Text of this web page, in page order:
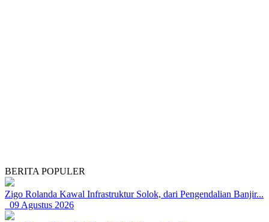
BERITA POPULER
Zigo Rolanda Kawal Infrastruktur Solok, dari Pengendalian Banjir...
09 Agustus 2026